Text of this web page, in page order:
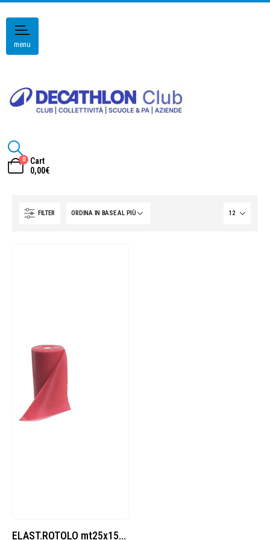
menu
0
Cart
0,00€
FILTER
ELAST.ROTOLO mt25x15cm MEDIUM (DL32532L)